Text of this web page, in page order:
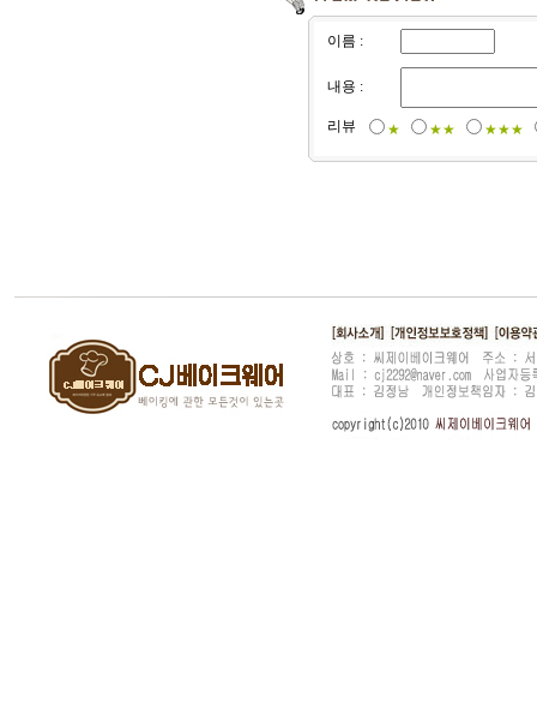
이름 :
내용 :
리뷰 ★ ★★ ★★★